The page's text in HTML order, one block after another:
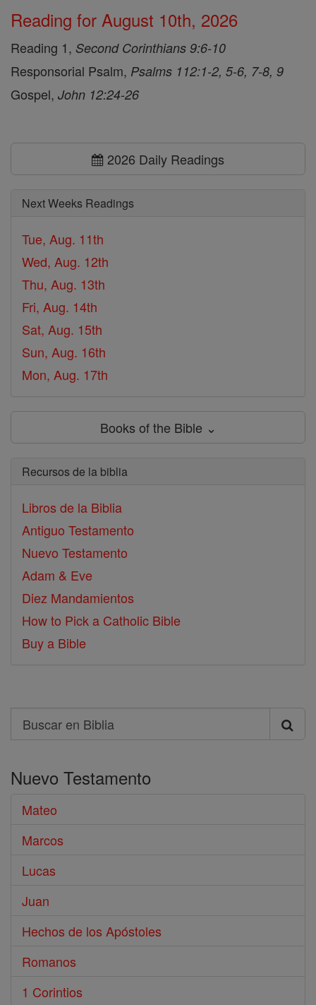
Reading for August 10th, 2026
Reading 1, Second Corinthians 9:6-10
Responsorial Psalm, Psalms 112:1-2, 5-6, 7-8, 9
Gospel, John 12:24-26
2026 Daily Readings
Next Weeks Readings
Tue, Aug. 11th
Wed, Aug. 12th
Thu, Aug. 13th
Fri, Aug. 14th
Sat, Aug. 15th
Sun, Aug. 16th
Mon, Aug. 17th
Books of the Bible ⌄
Recursos de la biblia
Libros de la Biblia
Antiguo Testamento
Nuevo Testamento
Adam & Eve
Diez Mandamientos
How to Pick a Catholic Bible
Buy a Bible
Search
Buscar
Biblia
Nuevo Testamento
Mateo
Marcos
Lucas
Juan
Hechos de los Apóstoles
Romanos
1 Corintios